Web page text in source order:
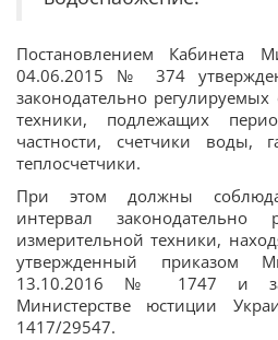
Постановлением Кабинета
04.06.2015 № 374
законодательно
техники, подлежащих
частности, счетчики воды,
теплосчетчики.
При этом должны
интервал законодательно
измерительной техники,
утвержденный приказом
13.10.2016 № 1747 и
Министерстве юстиции
1417/29547.